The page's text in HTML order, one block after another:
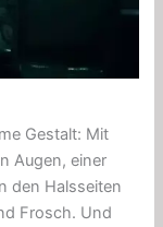
Gestalt: Mit
Augen, einer
den Halsseiten
Frosch. Und